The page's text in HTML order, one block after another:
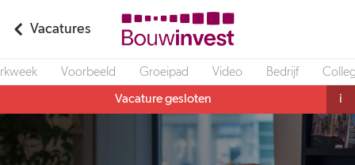
Vacatures
Voorbeeld Groeipad Video Bedrijf
Vacature gesloten i